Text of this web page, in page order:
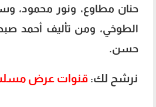
حنان مطاوع، ونور محمود،
الطوخي، ومن تأليف أحمد
حسن.
نرشح لك: قنوات عرض